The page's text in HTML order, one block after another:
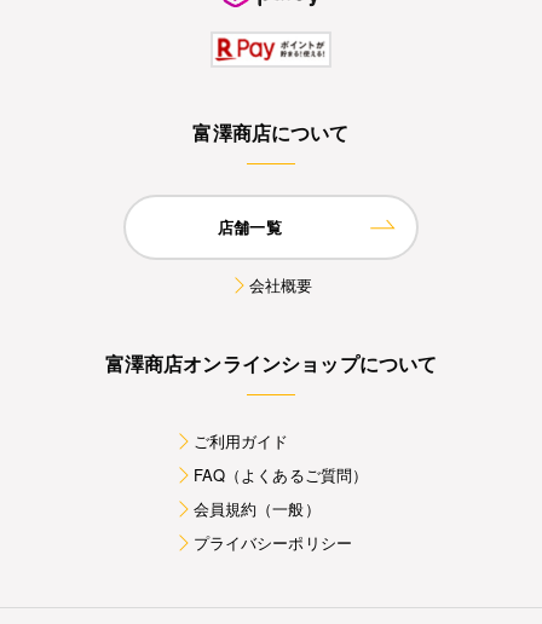
富澤商店について
店舗一覧
会社概要
富澤商店オンラインショップについて
ご利用ガイド
FAQ（よくあるご質問）
会員規約（一般）
プライバシーポリシー